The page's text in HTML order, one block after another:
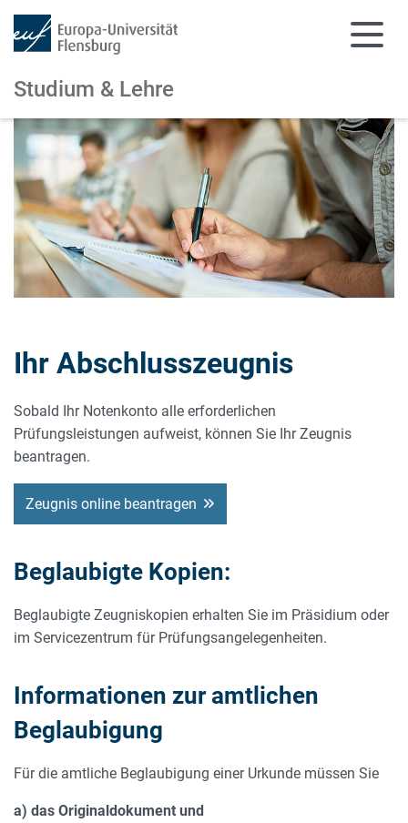
Zum Hauptinhalt springen
Zur Navigation springen
Studium & Lehre
Ihr Abschlusszeugnis
Sobald Ihr Notenkonto alle erforderlichen
Prüfungsleistungen aufweist, können Sie Ihr Zeugnis
beantragen.
Zeugnis online beantragen
Beglaubigte Kopien:
Beglaubigte Zeugniskopien erhalten Sie im Präsidium oder
im Servicezentrum für Prüfungsangelegenheiten.
Informationen zur amtlichen
Beglaubigung
Für die amtliche Beglaubigung einer Urkunde müssen Sie
a) das Originaldokument und